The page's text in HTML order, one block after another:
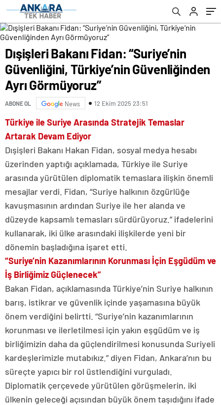
Görmüyoruz”
Dışişleri Bakanı Fidan: “Suriye’nin
Güvenliğini, Türkiye’nin Güvenliğinden
Ayrı Görmüyoruz”
ABONE OL News 12 Ekim 2025 23:51
Türkiye ile Suriye Arasında Stratejik Temaslar
Artarak Devam Ediyor
Dışişleri Bakanı Hakan Fidan, sosyal medya hesabı
üzerinden yaptığı açıklamada, Türkiye ile Suriye
arasında yürütülen diplomatik temaslara ilişkin önemli
mesajlar verdi. Fidan, “Suriye halkının özgürlüğe
kavuşmasının ardından Suriye ile her alanda ve
düzeyde kapsamlı temasları sürdürüyoruz.” ifadelerini
kullanarak, iki ülke arasındaki ilişkilerde yeni bir
dönemin başladığına işaret etti.
“Suriye’nin Kazanımlarının Korunması İçin Eşgüdüm ve
İş Birliğimiz Güçlenecek”
Bakan Fidan, açıklamasında Türkiye’nin Suriye halkının
barış, istikrar ve güvenlik içinde yaşamasına büyük
önem verdiğini belirtti. “Suriye’nin kazanımlarının
korunması ve ilerletilmesi için yakın eşgüdüm ve iş
birliğimizin daha da güçlendirilmesi konusunda Suriyeli
kardeşlerimizle mutabıkız.” diyen Fidan, Ankara’nın bu
süreçte yapıcı bir rol üstlendiğini vurguladı.
Diplomatik çerçevede yürütülen görüşmelerin, iki
ülkenin geleceği açısından büyük önem taşıdığını ifade